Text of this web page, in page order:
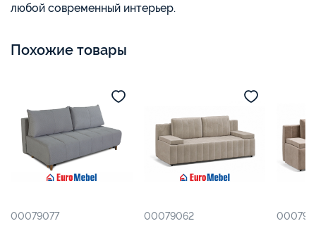
любой современный интерьер.
Похожие товары
00079077 00079062